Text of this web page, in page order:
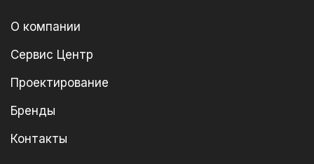
О компании
Сервис Центр
Проектирование
Бренды
Контакты